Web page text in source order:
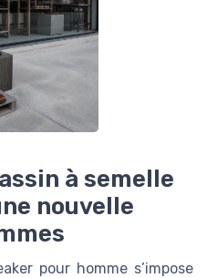
à semelle
nouvelle
pour homme s’impose